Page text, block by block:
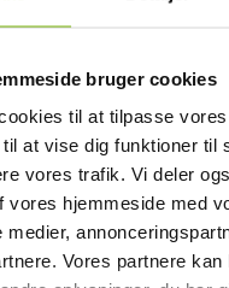
bruger cookies
til at tilpasse
til at vise dig funktioner til
vores trafik. Vi deler
vores hjemmeside med
medier,
Vores partnere